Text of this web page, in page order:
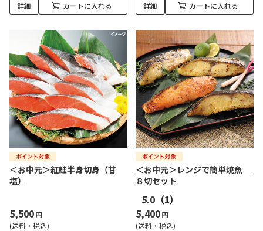
詳細 カートに入れる 詳細 カートに入れる
＜お中元＞紅鮭半身切身（甘
塩）
5,500円
(送料・税込)
＜お中元＞レンジで簡単焼魚
８切セット
5.0 （1）
5,400円
(送料・税込)